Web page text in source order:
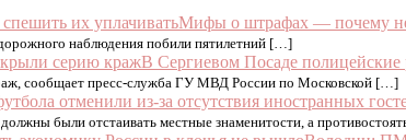
Мифы о штрафах — почему
наблюдения побили пятилетний […]
В Сергиевом Посаде
сообщает пресс-служба ГУ МВД России по Московской […]
должны были отстаивать местные знаменитости, а